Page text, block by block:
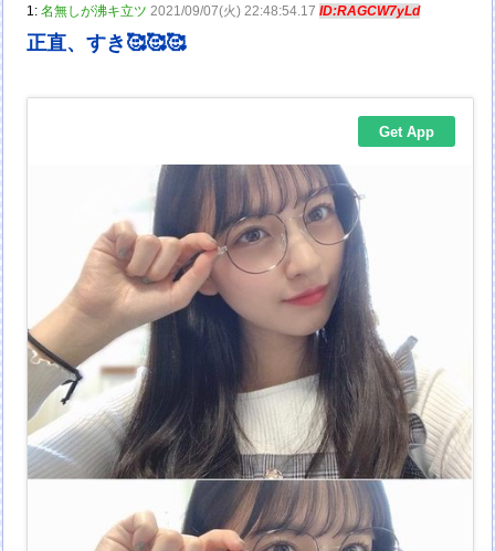
1:名無しが沸キ立ツ 2021/09/07(火) 22:48:54.17ID:RAGCW7yLd
正直、すき🥰🥰🥰